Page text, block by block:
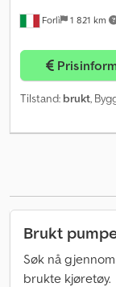
Forlì 1 821 km
Tilstand: brukt,
Brukt
Søk nå
brukte kjøretøy.